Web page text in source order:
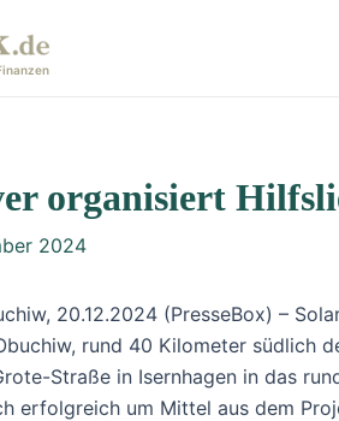
organisiert
2024
20.12.2024 (PresseBox) –
rund 40 Kilometer
Straße in Isernhagen in das
erfolgreich um Mittel aus dem